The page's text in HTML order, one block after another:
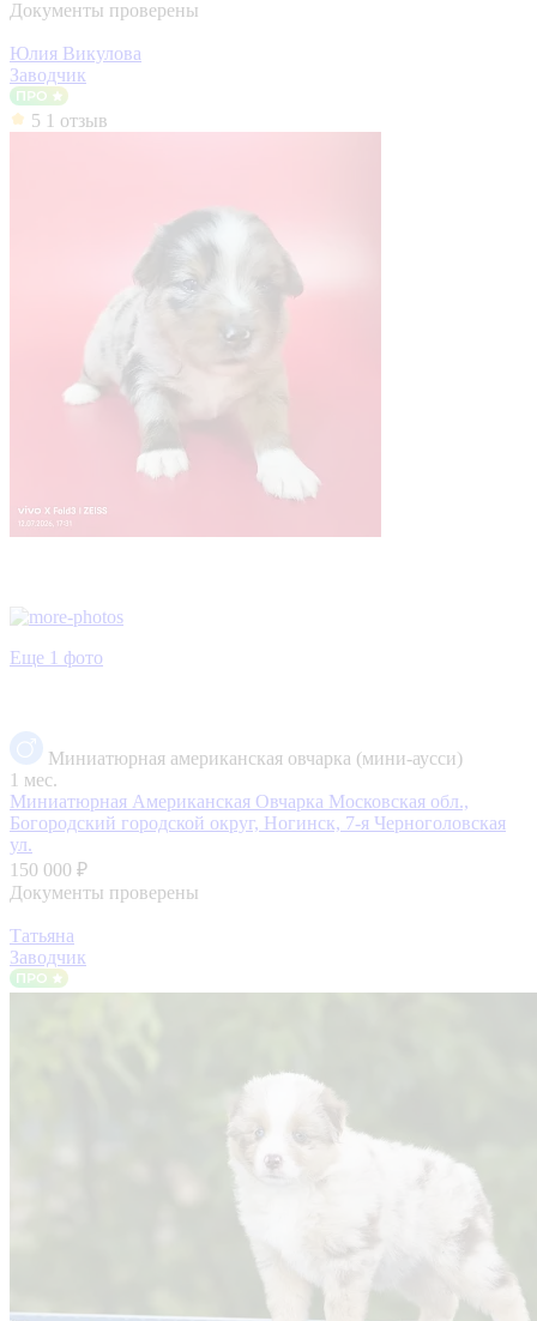
Документы проверены
Юлия Викулова
Заводчик
5 1 отзыв
Еще 1 фото
Миниатюрная американская овчарка (мини-аусси)
1 мес.
Миниатюрная Американская Овчарка Московская обл.,
Богородский городской округ, Ногинск, 7-я Черноголовская
ул.
150 000 ₽
Документы проверены
Татьяна
Заводчик